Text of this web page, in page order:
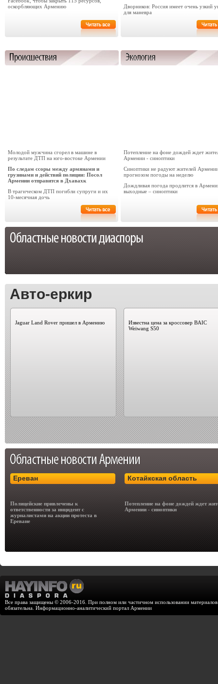
оскорбляющих Армению
Дворников: Россия имеет очень узкий
для маневра
Молодой мужчина сгорел в машине в
результате ДТП на юго-востоке Армении
По следам ссоры между армянами и
грузинами и действий полиции: Посол
Армении отправится в Дхавахк
В трагическом ДТП погибли супруги и их
10-месячная дочь
Потепление на фоне дождей ждет
Армении - синоптики
Синоптики не радуют жителей
прогнозом погоды на неделю
Дождливая погода продлится в
выходные – синоптики
Авто-еркир
Jaguar Land Rover пришел в Армению
Известна цена за кроссовер BAIC
Weiwang S50
Ереван
Полицейские привлечены к
ответственности за инцидент с
журналистами на акции протеста в
Ереване
Котайкская область
Потепление на фоне дождей ждет
Армении - синоптики
Все права защищены © 2006-2016. При полном или частичном использовании
обязательна. Информационно-аналитический портал Армении